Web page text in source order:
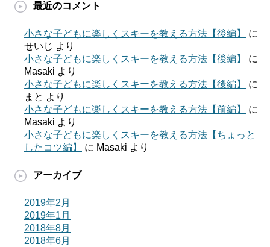
最近のコメント
小さな子どもに楽しくスキーを教える方法【後編】
に
せいじ より
小さな子どもに楽しくスキーを教える方法【後編】
に
Masaki より
小さな子どもに楽しくスキーを教える方法【後編】
に
まと より
小さな子どもに楽しくスキーを教える方法【前編】
に
Masaki より
小さな子どもに楽しくスキーを教える方法【ちょっと
したコツ編】
に Masaki より
アーカイブ
2019年2月
2019年1月
2018年8月
2018年6月